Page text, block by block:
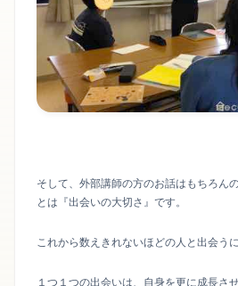
そして、外部講師の方のお話はもちろん
とは『出会いの大切さ』です。
これから数えきれないほどの人と出会う
１つ１つの出会いは、自身を更に成長さ